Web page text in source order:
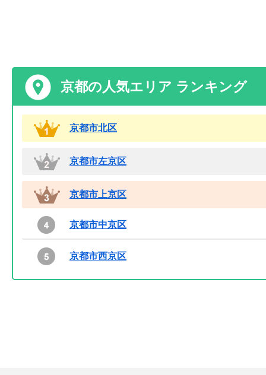
京都の人気エリア ランキング
京都市北区
京都市左京区
京都市上京区
京都市中京区
京都市西京区